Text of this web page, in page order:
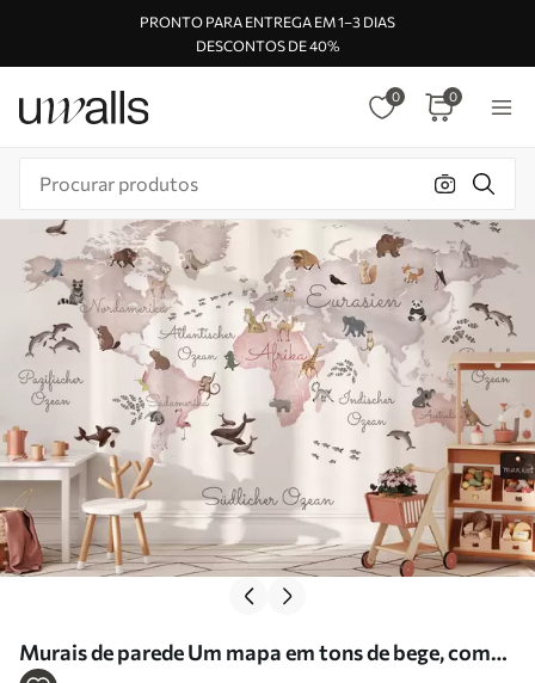
PRONTO PARA ENTREGA EM 1–3 DIAS
DESCONTOS DE 40%
0 0
Murais de parede Um mapa em tons de bege, com